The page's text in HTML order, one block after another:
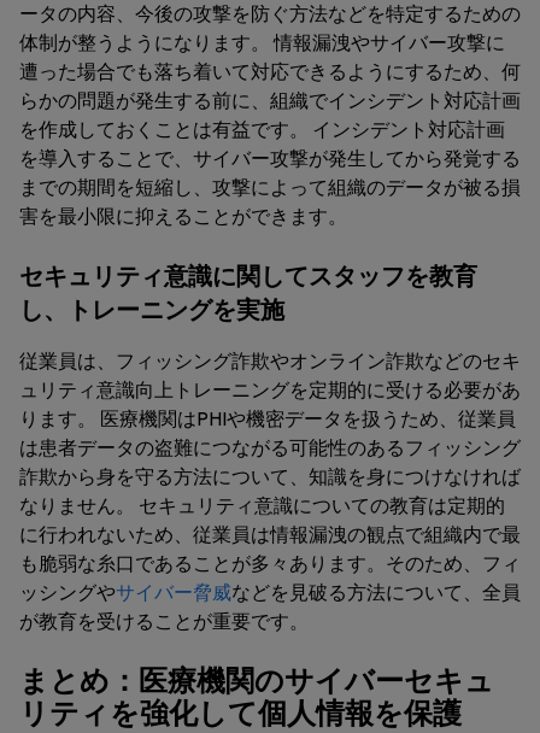
ータの内容、今後の攻撃を防ぐ方法などを特定するための
体制が整うようになります。 情報漏洩やサイバー攻撃に
遭った場合でも落ち着いて対応できるようにするため、何
らかの問題が発生する前に、組織でインシデント対応計画
を作成しておくことは有益です。 インシデント対応計画
を導入することで、サイバー攻撃が発生してから発覚する
までの期間を短縮し、攻撃によって組織のデータが被る損
害を最小限に抑えることができます。
セキュリティ意識に関してスタッフを教育
し、トレーニングを実施
従業員は、フィッシング詐欺やオンライン詐欺などのセキ
ュリティ意識向上トレーニングを定期的に受ける必要があ
ります。 医療機関はPHIや機密データを扱うため、従業員
は患者データの盗難につながる可能性のあるフィッシング
詐欺から身を守る方法について、知識を身につけなければ
なりません。 セキュリティ意識についての教育は定期的
に行われないため、従業員は情報漏洩の観点で組織内で最
も脆弱な糸口であることが多々あります。そのため、フィ
ッシングやサイバー脅威などを見破る方法について、全員
が教育を受けることが重要です。
まとめ：医療機関のサイバーセキュ
リティを強化して個人情報を保護